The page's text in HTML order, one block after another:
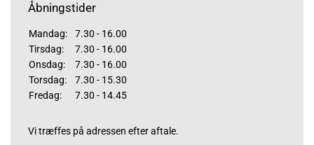
Åbningstider
Mandag:
7.30 - 16.00
Tirsdag:
7.30 - 16.00
Onsdag:
7.30 - 16.00
Torsdag:
7.30 - 15.30
Fredag:
7.30 - 14.45
Vi træffes på adressen efter aftale.